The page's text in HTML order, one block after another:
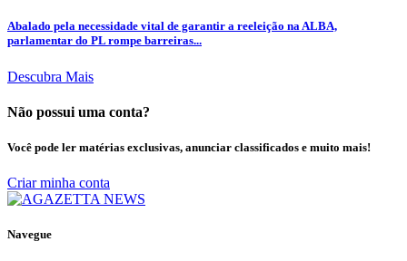
Abalado pela necessidade vital de garantir a reeleição na ALBA,
parlamentar do PL rompe barreiras...
Descubra Mais
Não possui uma conta?
Você pode ler matérias exclusivas, anunciar classificados e muito mais!
Criar minha conta
Navegue